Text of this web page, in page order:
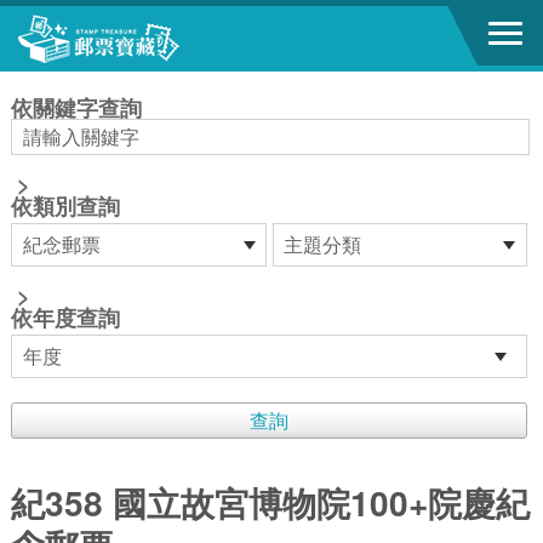
跳到主要內容區塊
依關鍵字查詢
>
依類別查詢
>
依年度查詢
紀358 國立故宮博物院100+院慶紀